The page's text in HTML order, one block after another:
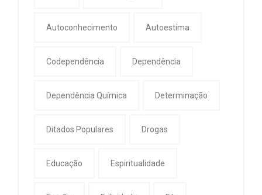
Autoconhecimento Autoestima
Codependência Dependência
Dependência Química Determinação
Ditados Populares Drogas
Educação Espiritualidade